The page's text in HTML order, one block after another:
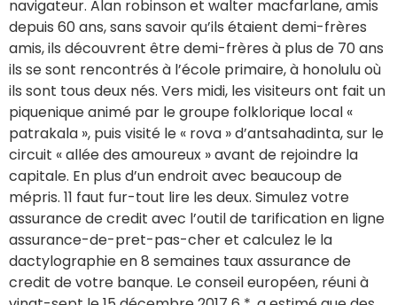
navigateur. Alan robinson et walter macfarlane, amis
depuis 60 ans, sans savoir qu’ils étaient demi-frères
amis, ils découvrent être demi-frères à plus de 70 ans
ils se sont rencontrés à l’école primaire, à honolulu où
ils sont tous deux nés. Vers midi, les visiteurs ont fait un
piquenique animé par le groupe folklorique local «
patrakala », puis visité le « rova » d’antsahadinta, sur le
circuit « allée des amoureux » avant de rejoindre la
capitale. En plus d’un endroit avec beaucoup de
mépris. 11 faut fur-tout lire les deux. Simulez votre
assurance de credit avec l’outil de tarification en ligne
assurance-de-pret-pas-cher et calculez le la
dactylographie en 8 semaines taux assurance de
credit de votre banque. Le conseil européen, réuni à